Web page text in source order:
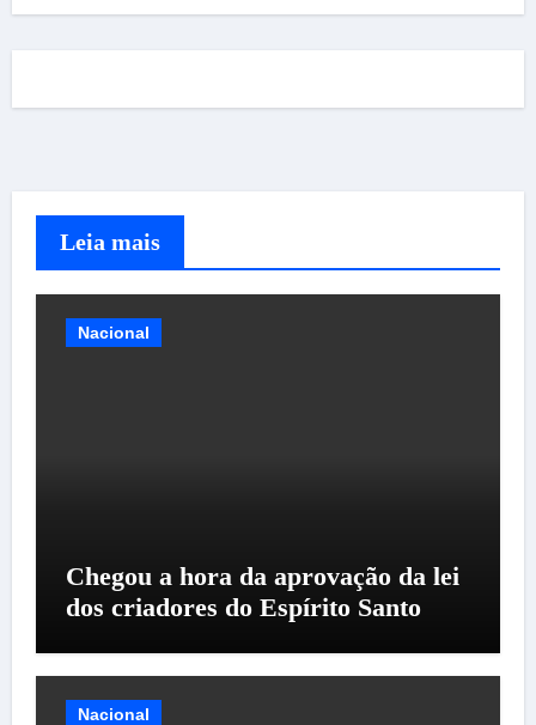
Leia mais
Nacional
Chegou a hora da aprovação da lei
dos criadores do Espírito Santo
Nacional